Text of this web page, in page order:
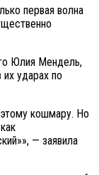
первая волна
Юлия Мендель,
ударах по
кошмару. Но
— заявила